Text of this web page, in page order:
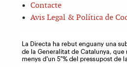
Contacte
Avis Legal & Política de